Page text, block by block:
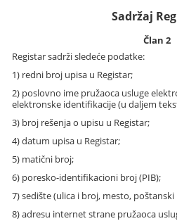
Sadržaj
Član 2
Registar sadrži sledeće podatke:
1) redni broj upisa u Registar;
2) poslovno ime pružaoca usluge
elektronske identifikacije (u daljem
3) broj rešenja o upisu u Registar;
4) datum upisa u Registar;
5) matični broj;
6) poresko-identifikacioni broj (PIB);
7) sedište (ulica i broj, mesto,
8) adresu internet strane pružaoca